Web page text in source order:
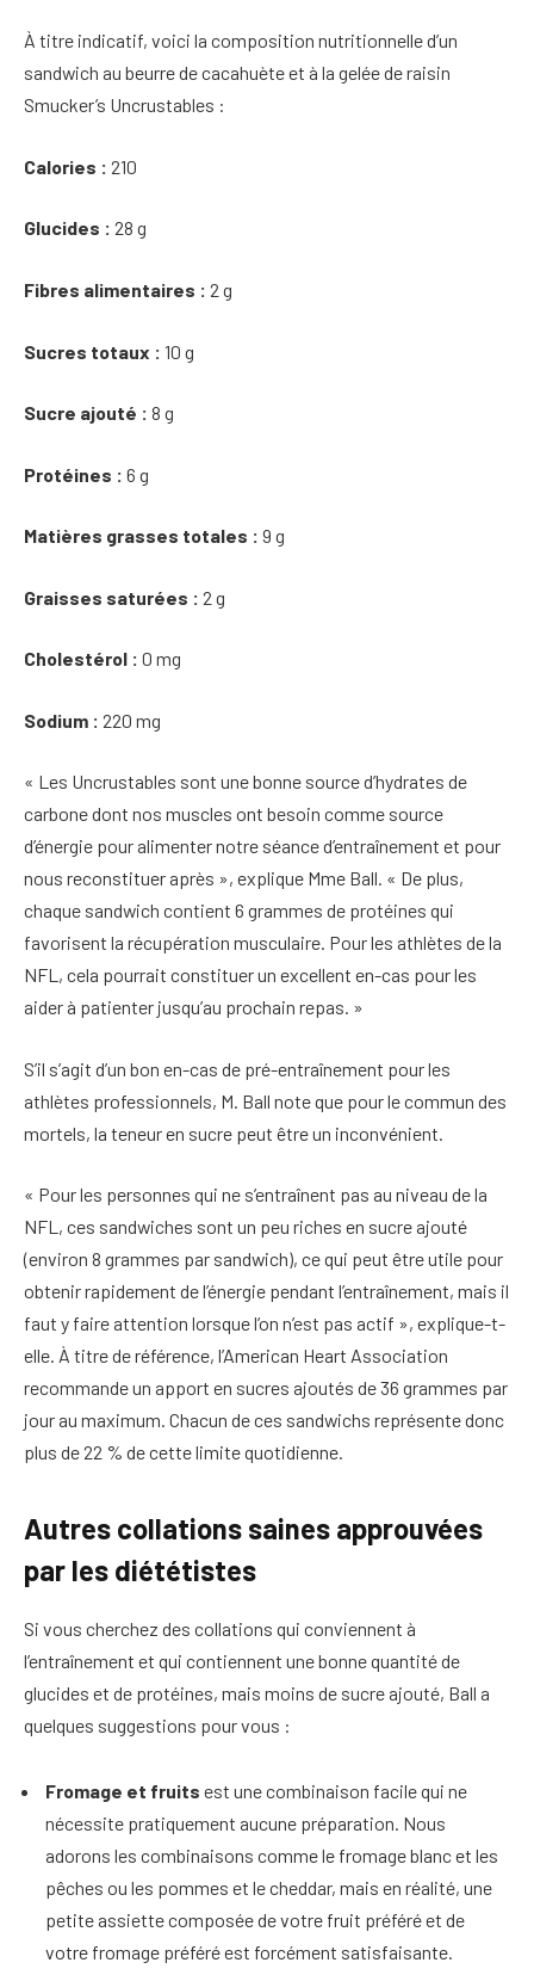
À titre indicatif, voici la composition nutritionnelle d’un
sandwich au beurre de cacahuète et à la gelée de raisin
Smucker’s Uncrustables :
Calories : 210
Glucides : 28 g
Fibres alimentaires : 2 g
Sucres totaux : 10 g
Sucre ajouté : 8 g
Protéines : 6 g
Matières grasses totales : 9 g
Graisses saturées : 2 g
Cholestérol : 0 mg
Sodium : 220 mg
« Les Uncrustables sont une bonne source d’hydrates de
carbone dont nos muscles ont besoin comme source
d’énergie pour alimenter notre séance d’entraînement et pour
nous reconstituer après », explique Mme Ball. « De plus,
chaque sandwich contient 6 grammes de protéines qui
favorisent la récupération musculaire. Pour les athlètes de la
NFL, cela pourrait constituer un excellent en-cas pour les
aider à patienter jusqu’au prochain repas. »
S’il s’agit d’un bon en-cas de pré-entraînement pour les
athlètes professionnels, M. Ball note que pour le commun des
mortels, la teneur en sucre peut être un inconvénient.
« Pour les personnes qui ne s’entraînent pas au niveau de la
NFL, ces sandwiches sont un peu riches en sucre ajouté
(environ 8 grammes par sandwich), ce qui peut être utile pour
obtenir rapidement de l’énergie pendant l’entraînement, mais il
faut y faire attention lorsque l’on n’est pas actif », explique-t-
elle. À titre de référence, l’American Heart Association
recommande un apport en sucres ajoutés de 36 grammes par
jour au maximum. Chacun de ces sandwichs représente donc
plus de 22 % de cette limite quotidienne.
Autres collations saines approuvées
par les diététistes
Si vous cherchez des collations qui conviennent à
l’entraînement et qui contiennent une bonne quantité de
glucides et de protéines, mais moins de sucre ajouté, Ball a
quelques suggestions pour vous :
Fromage et fruits est une combinaison facile qui ne
nécessite pratiquement aucune préparation. Nous
adorons les combinaisons comme le fromage blanc et les
pêches ou les pommes et le cheddar, mais en réalité, une
petite assiette composée de votre fruit préféré et de
votre fromage préféré est forcément satisfaisante.